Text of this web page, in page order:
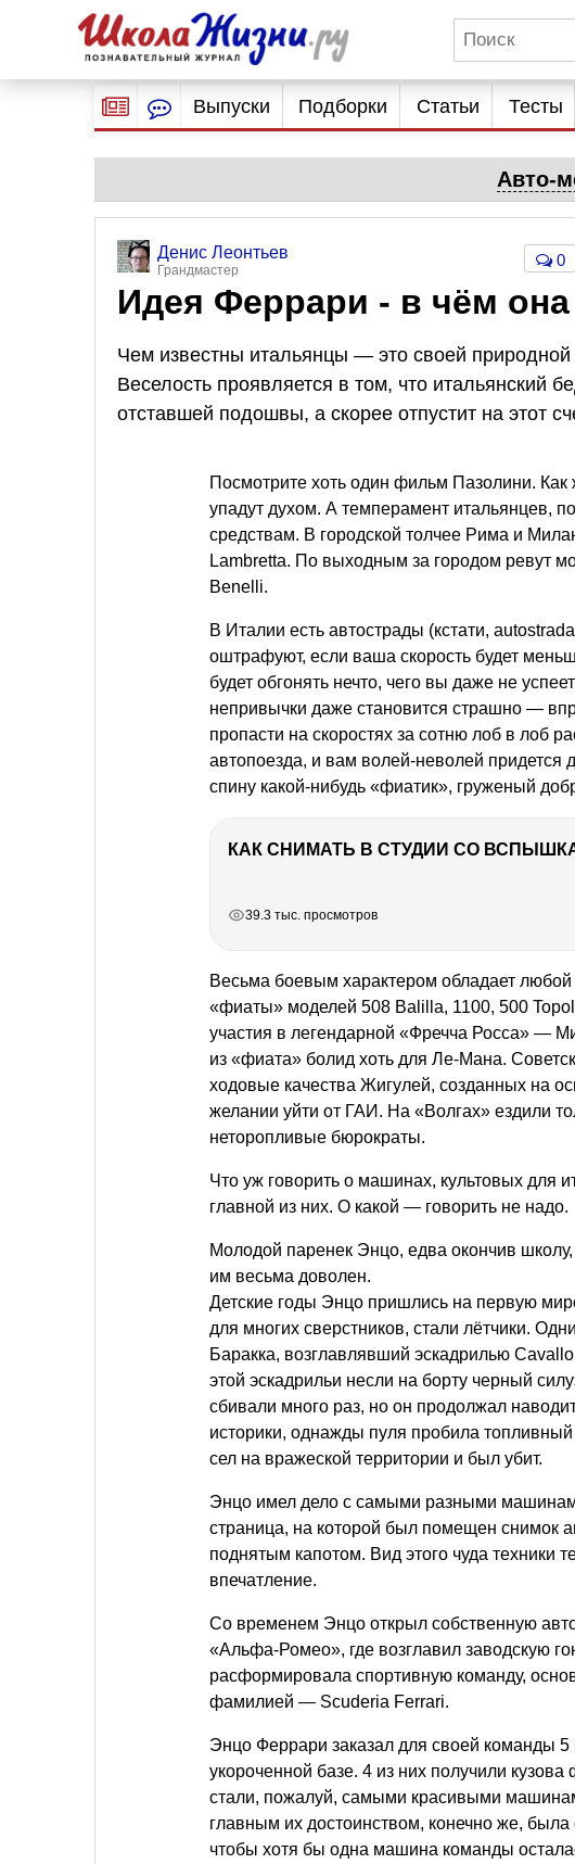
Выпуски Подборки Статьи Тесты
Авто-
Денис Леонтьев
Грандмастер
0
Идея Феррари - в чём она
Чем известны итальянцы — это своей
Веселость проявляется в том, что итальянский
отставшей подошвы, а скорее отпустит на этот
Посмотрите хоть один фильм Пазолини. Как
упадут духом. А темперамент итальянцев,
средствам. В городской толчее Рима и
Lambretta. По выходным за городом ревут
Benelli.
В Италии есть автострады (кстати,
оштрафуют, если ваша скорость будет
будет обгонять нечто, чего вы даже не
непривычки даже становится страшно —
пропасти на скоростях за сотню лоб в лоб
автопоезда, и вам волей-неволей придется
спину какой-нибудь «фиатик», груженый
КАК СНИМАТЬ В СТУДИИ СО
39.3 тыс. просмотров
Весьма боевым характером обладает
«фиаты» моделей 508 Balilla, 1100, 500
участия в легендарной «Фречча Росса» —
из «фиата» болид хоть для Ле-Мана.
ходовые качества Жигулей, созданных на
желании уйти от ГАИ. На «Волгах» ездили
неторопливые бюрократы.
Что уж говорить о машинах, культовых для
главной из них. О какой — говорить не надо.
Молодой паренек Энцо, едва окончив
им весьма доволен.
Детские годы Энцо пришлись на первую
для многих сверстников, стали лётчики.
Баракка, возглавлявший эскадрилью
этой эскадрильи несли на борту черный
сбивали много раз, но он продолжал
историки, однажды пуля пробила
сел на вражеской территории и был убит.
Энцо имел дело с самыми разными
страница, на которой был помещен снимок
поднятым капотом. Вид этого чуда техники
впечатление.
Со временем Энцо открыл собственную
«Альфа-Ромео», где возглавил заводскую
расформировала спортивную команду,
фамилией — Scuderia Ferrari.
Энцо Феррари заказал для своей команды
укороченной базе. 4 из них получили
стали, пожалуй, самыми красивыми
главным их достоинством, конечно же,
чтобы хотя бы одна машина команды